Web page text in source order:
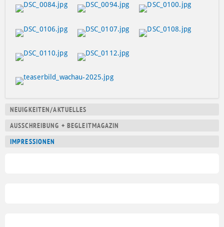
Navigation
NEUIGKEITEN/AKTUELLES
AUSSCHREIBUNG + BEGLEITMAGAZIN
IMPRESSIONEN